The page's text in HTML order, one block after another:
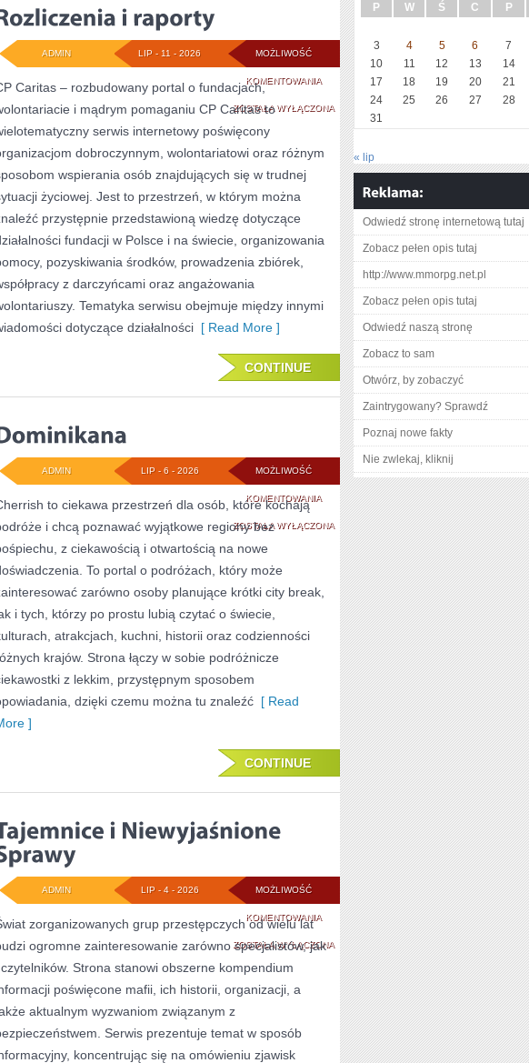
MOŻLIWOŚĆ
KOMENTOWANIAROZLICZENIA
I
RAPORTY
ZOSTAŁA WYŁĄCZONA
LIP - 11 - 2026
ADMIN
Caritas – rozbudowany portal o fundacjach,
i mądrym pomaganiu CP Caritas to
serwis internetowy poświęcony
dobroczynnym, wolontariatowi oraz różnym
wspierania osób znajdujących się w trudnej
życiowej. Jest to przestrzeń, w którym można
przystępnie przedstawioną wiedzę dotyczące
fundacji w Polsce i na świecie, organizowania
pozyskiwania środków, prowadzenia zbiórek,
z darczyńcami oraz angażowania
Tematyka serwisu obejmuje między innymi
dotyczące działalności [ Read More ]
CONTINUE
MOŻLIWOŚĆ
KOMENTOWANIADOMINIKANA
ZOSTAŁA WYŁĄCZONA
LIP - 6 - 2026
ADMIN
to ciekawa przestrzeń dla osób, które kochają
i chcą poznawać wyjątkowe regiony bez
z ciekawością i otwartością na nowe
To portal o podróżach, który może
zarówno osoby planujące krótki city break,
i tych, którzy po prostu lubią czytać o świecie,
atrakcjach, kuchni, historii oraz codzienności
krajów. Strona łączy w sobie podróżnicze
z lekkim, przystępnym sposobem
dzięki czemu można tu znaleźć [ Read
]
CONTINUE
MOŻLIWOŚĆ
KOMENTOWANIATAJEMNICE
I
NIEWYJAŚNIONE
SPRAWY
ZOSTAŁA WYŁĄCZONA
LIP - 4 - 2026
ADMIN
zorganizowanych grup przestępczych od wielu lat
ogromne zainteresowanie zarówno specjalistów, jak
Strona stanowi obszerne kompendium
poświęcone mafii, ich historii, organizacji, a
aktualnym wyzwaniom związanym z
Serwis prezentuje temat w sposób
koncentrując się na omówieniu zjawisk
P W Ś C P
3
4 5 6 7
10
11 12 13 14
17
18 19 20 21
24
25 26 27 28
31
« lip
Odwiedź stronę internetową tutaj
Zobacz pełen opis tutaj
http://www.mmorpg.net.pl
Zobacz pełen opis tutaj
Odwiedź naszą stronę
Zobacz to sam
Otwórz, by zobaczyć
Zaintrygowany? Sprawdź
Poznaj nowe fakty
Nie zwlekaj, kliknij